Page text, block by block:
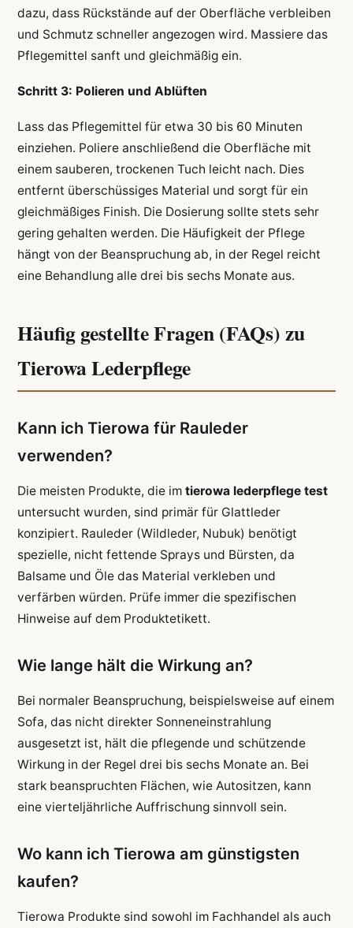
dazu, dass Rückstände auf der Oberfläche verbleiben
und Schmutz schneller angezogen wird. Massiere das
Pflegemittel sanft und gleichmäßig ein.
Schritt 3: Polieren und Ablüften
Lass das Pflegemittel für etwa 30 bis 60 Minuten
einziehen. Poliere anschließend die Oberfläche mit
einem sauberen, trockenen Tuch leicht nach. Dies
entfernt überschüssiges Material und sorgt für ein
gleichmäßiges Finish. Die Dosierung sollte stets sehr
gering gehalten werden. Die Häufigkeit der Pflege
hängt von der Beanspruchung ab, in der Regel reicht
eine Behandlung alle drei bis sechs Monate aus.
Häufig gestellte Fragen (FAQs) zu
Tierowa Lederpflege
Kann ich Tierowa für Rauleder
verwenden?
Die meisten Produkte, die im tierowa lederpflege test
untersucht wurden, sind primär für Glattleder
konzipiert. Rauleder (Wildleder, Nubuk) benötigt
spezielle, nicht fettende Sprays und Bürsten, da
Balsame und Öle das Material verkleben und
verfärben würden. Prüfe immer die spezifischen
Hinweise auf dem Produktetikett.
Wie lange hält die Wirkung an?
Bei normaler Beanspruchung, beispielsweise auf einem
Sofa, das nicht direkter Sonneneinstrahlung
ausgesetzt ist, hält die pflegende und schützende
Wirkung in der Regel drei bis sechs Monate an. Bei
stark beanspruchten Flächen, wie Autositzen, kann
eine vierteljährliche Auffrischung sinnvoll sein.
Wo kann ich Tierowa am günstigsten
kaufen?
Tierowa Produkte sind sowohl im Fachhandel als auch